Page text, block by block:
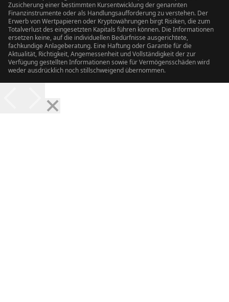
Zusicherung einer bestimmten Kursentwicklung der genannten
Finanzinstrumente oder als Handlungsaufforderung zu verstehen. Der
Erwerb von Wertpapieren oder Kryptowährungen birgt Risiken, die zum
Totalverlust des eingesetzten Kapitals führen können. Die Informationen
ersetzen keine, auf die individuellen Bedürfnisse ausgerichtete,
fachkundige Anlageberatung. Eine Haftung oder Garantie für die
Aktualität, Richtigkeit, Angemessenheit und Vollständigkeit der zur
Verfügung gestellten Informationen sowie für Vermögensschäden wird
weder ausdrücklich noch stillschweigend übernommen.